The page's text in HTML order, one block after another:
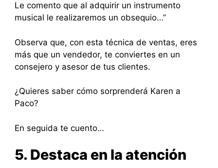
Le comento que al adquirir un instrumento
musical le realizaremos un obsequio…”
Observa que, con esta técnica de ventas, eres
más que un vendedor, te conviertes en un
consejero y asesor de tus clientes.
¿Quieres saber cómo sorprenderá Karen a
Paco?
En seguida te cuento…
5. Destaca en la atención